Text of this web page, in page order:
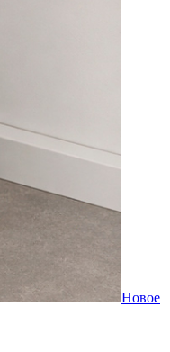
Новое